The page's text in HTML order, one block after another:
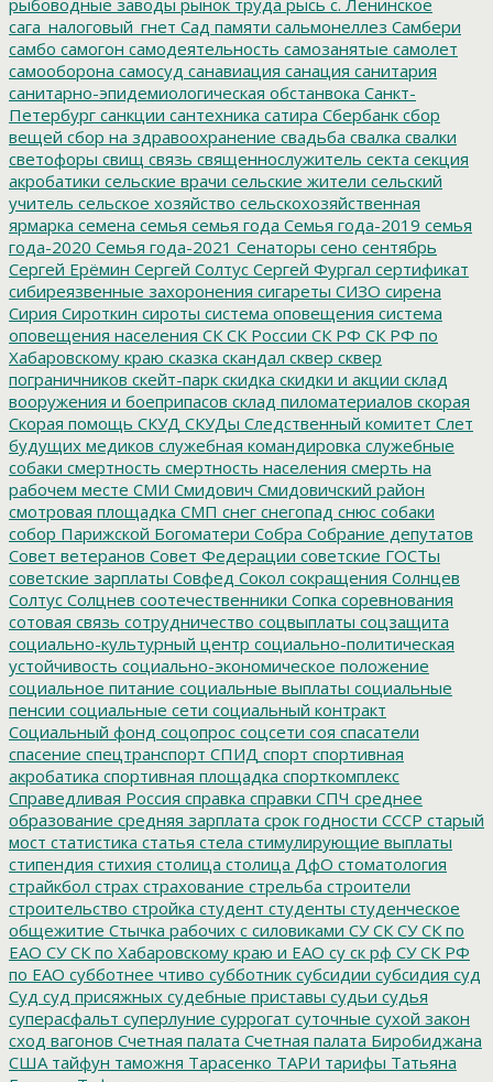
сага_налоговый_гнет Сад памяти сальмонеллез Самбери
самбо самогон самодеятельность самозанятые самолет
самооборона самосуд санавиация санация санитария
санитарно-эпидемиологическая обстанвока Санкт-
Петербург санкции сантехника сатира Сбербанк сбор
вещей сбор на здравоохранение свадьба свалка свалки
светофоры свищ связь священнослужитель секта секция
акробатики сельские врачи сельские жители сельский
учитель сельское хозяйство сельскохозяйственная
ярмарка семена семья семья года Семья года-2019 семья
года-2020 Семья года-2021 Сенаторы сено сентябрь
Сергей Ерёмин Сергей Солтус Сергей Фургал сертификат
сибиреязвенные захоронения сигареты СИЗО сирена
Сирия Сироткин сироты система оповещения система
оповещения населения СК СК России СК РФ СК РФ по
Хабаровскому краю сказка скандал сквер сквер
пограничников скейт-парк скидка скидки и акции склад
вооружения и боеприпасов склад пиломатериалов скорая
Скорая помощь СКУД СКУДы Следственный комитет Слет
будущих медиков служебная командировка служебные
собаки смертность смертность населения смерть на
рабочем месте СМИ Смидович Смидовичский район
смотровая площадка СМП снег снегопад снюс собаки
собор Парижской Богоматери Собра Собрание депутатов
Совет ветеранов Совет Федерации советские ГОСТы
советские зарплаты Совфед Сокол сокращения Солнцев
Солтус Солцнев соотечественники Сопка соревнования
сотовая связь сотрудничество соцвыплаты соцзащита
социально-культурный центр социально-политическая
устойчивость социально-экономическое положение
социальное питание социальные выплаты социальные
пенсии социальные сети социальный контракт
Социальный фонд соцопрос соцсети соя спасатели
спасение спецтранспорт СПИД спорт спортивная
акробатика спортивная площадка спорткомплекс
Справедливая Россия справка справки СПЧ среднее
образование средняя зарплата срок годности СССР старый
мост статистика статья стела стимулирующие выплаты
стипендия стихия столица столица ДфО стоматология
страйкбол страх страхование стрельба строители
строительство стройка студент студенты студенческое
общежитие Стычка рабочих с силовиками СУ СК СУ СК по
ЕАО СУ СК по Хабаровскому краю и ЕАО су ск рф СУ СК РФ
по ЕАО субботнее чтиво субботник субсидии субсидия суд
Суд суд присяжных судебные приставы судьи судья
суперасфальт суперлуние суррогат суточные сухой закон
сход вагонов Счетная палата Счетная палата Биробиджана
США тайфун таможня Тарасенко ТАРИ тарифы Татьяна